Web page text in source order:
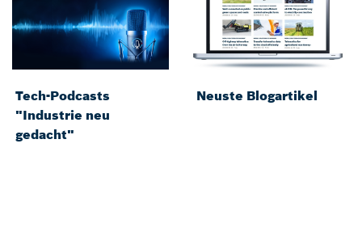
Tech-Podcasts
"Industrie neu
gedacht"
Neuste Blogartikel